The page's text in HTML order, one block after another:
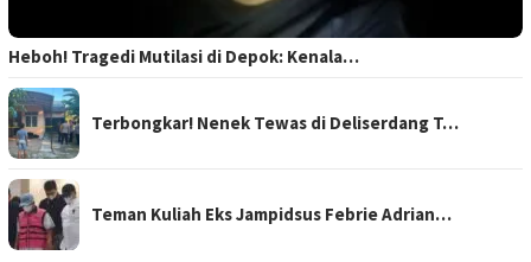
Heboh! Tragedi Mutilasi di Depok: Kenala…
Terbongkar! Nenek Tewas di Deliserdang T…
Teman Kuliah Eks Jampidsus Febrie Adrian…